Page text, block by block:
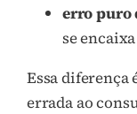
erro puro
se
Essa diferença
errada ao